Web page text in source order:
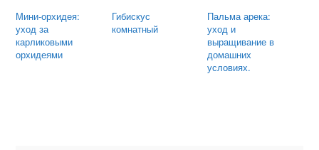
Мини-орхидея:
уход за
карликовыми
орхидеями
Гибискус
комнатный
Пальма арека:
уход и
выращивание в
домашних
условиях.